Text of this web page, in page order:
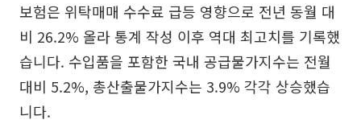
보험은 위탁매매 수수료 급등 영향으로 전년 동월 대
비 26.2% 올라 통계 작성 이후 역대 최고치를 기록했
습니다. 수입품을 포함한 국내 공급물가지수는 전월
대비 5.2%, 총산출물가지수는 3.9% 각각 상승했습
니다.